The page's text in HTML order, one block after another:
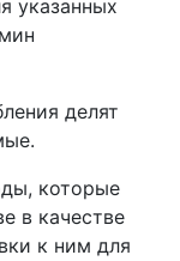
указанных
делят
которые
в качестве
к ним для